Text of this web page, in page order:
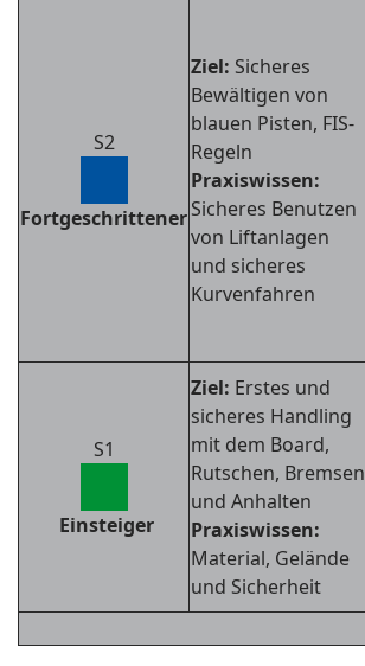
S2
Fortgeschrittener
Ziel: Sicheres
Bewältigen von
blauen Pisten, FIS-
Regeln
Praxiswissen:
Sicheres Benutzen
von Liftanlagen
und sicheres
Kurvenfahren
S1
Einsteiger
Ziel: Erstes und
sicheres Handling
mit dem Board,
Rutschen, Bremsen
und Anhalten
Praxiswissen:
Material, Gelände
und Sicherheit